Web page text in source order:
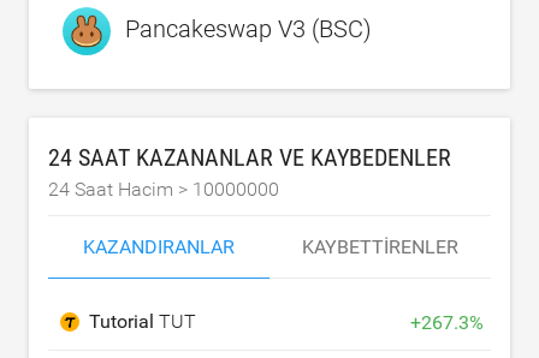
Pancakeswap V3 (BSC)
24 SAAT KAZANANLAR VE KAYBEDENLER
24 Saat Hacim > 10000000
KAZANDIRANLAR KAYBETTIRENLER
Tutorial TUT +267.3%